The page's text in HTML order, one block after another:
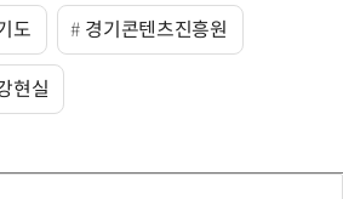
도 경기콘텐츠진흥원
현실